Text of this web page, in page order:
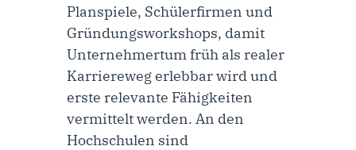
Planspiele, Schülerfirmen und
Gründungsworkshops, damit
Unternehmertum früh als realer
Karriereweg erlebbar wird und
erste relevante Fähigkeiten
vermittelt werden. An den
Hochschulen sind